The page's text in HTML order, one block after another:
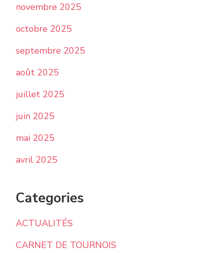
novembre 2025
octobre 2025
septembre 2025
août 2025
juillet 2025
juin 2025
mai 2025
avril 2025
Categories
ACTUALITÉS
CARNET DE TOURNOIS